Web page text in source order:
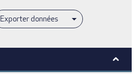
Exporter données